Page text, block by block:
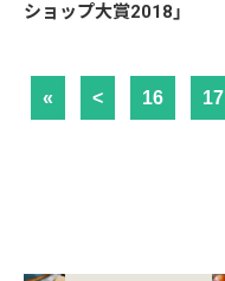
ショップ大賞2018」
« < 16 17